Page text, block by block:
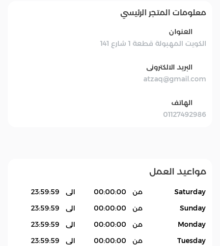
معلومات المتجر الرئيسي
العنوان
الكويت المهبولة قطعة 1 شارع 141
البريد الالكترونى
atzaq@gmail.com
الهاتف
01127492986
مواعيد العمل
Saturday من 00:00:00 الى
23:59:59
Sunday
من 00:00:00 الى
23:59:59
Monday
من 00:00:00 الى
23:59:59
Tuesday
من 00:00:00 الى
23:59:59